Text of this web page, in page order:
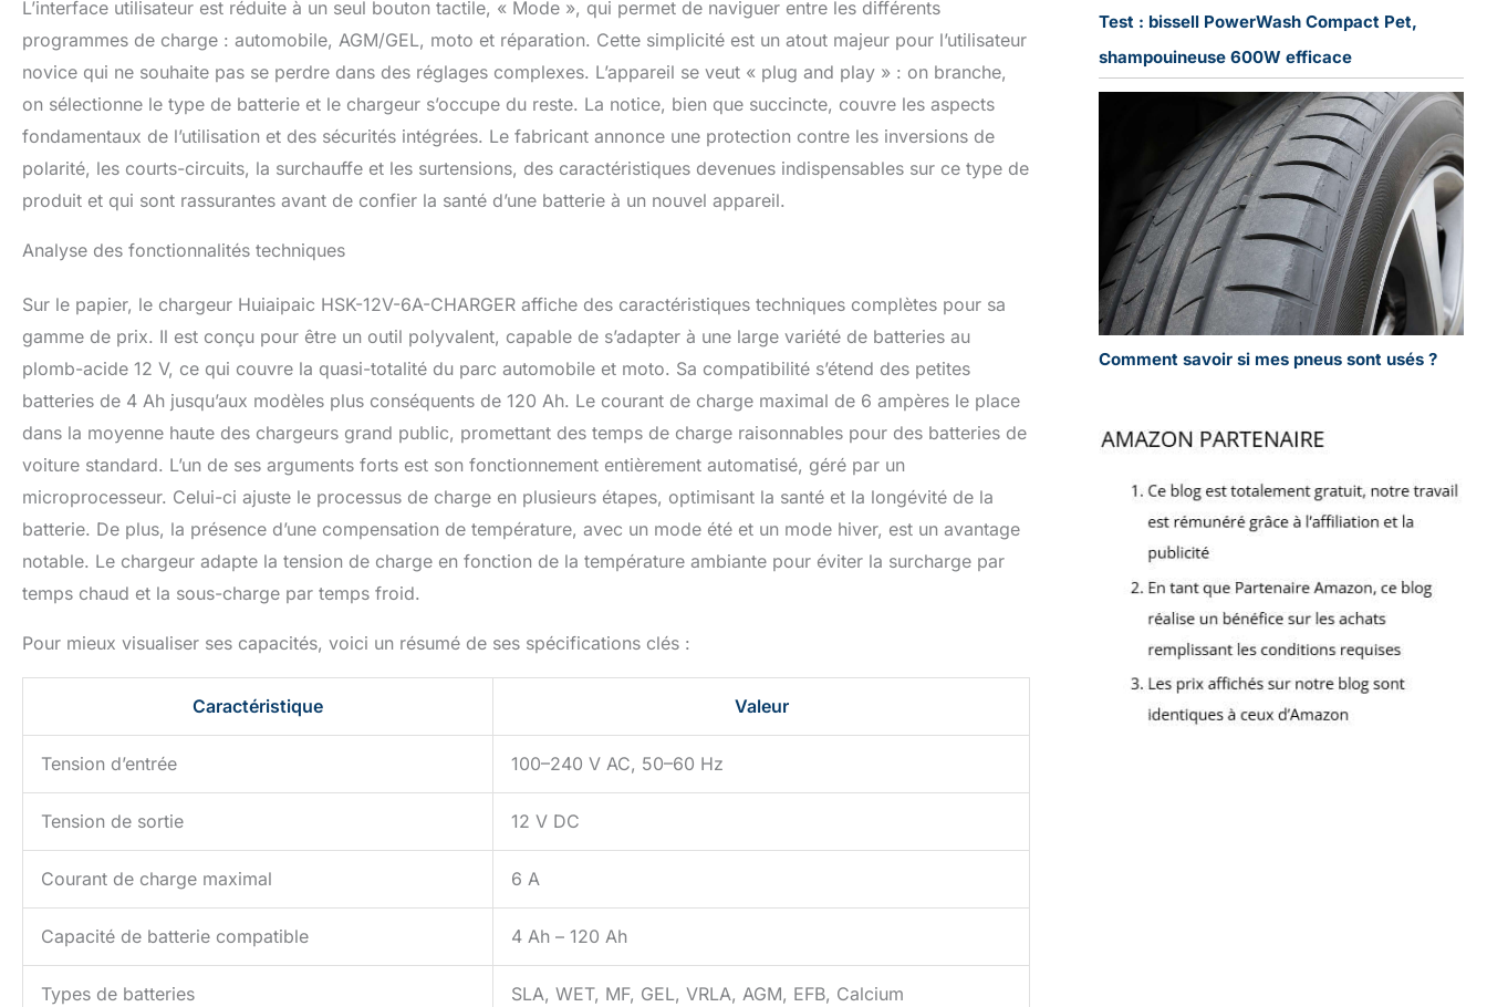
l'état de la batterie, la tension de charge, le courant, le pourcentage de puissance.
Un bouton pour sélectionner différents modes. Un accessoire d'urgence
indispensable pour voiture : le chargeur de batterie portable fonctionne bien
de batterie à décharge profonde, chargeur de batterie automatique, chargeur de
batterie de moto, chargeur de batterie de bateau, etc. Il a un manuel en anglais et
en français de ce chargeur de batterie. Si vous avez des questions, veuillez nous
contacter à tout moment, nous vous répondrons dans les plus brefs délais avec
une solution satisfaisante. 🎁Joli cadeau de vacances pour Noël, Thanksgiving,
L’interface utilisateur est réduite à un seul bouton tactile, « Mode », qui permet de naviguer entre les différents
programmes de charge : automobile, AGM/GEL, moto et réparation. Cette simplicité est un atout majeur pour l’utilisateur
novice qui ne souhaite pas se perdre dans des réglages complexes. L’appareil se veut « plug and play » : on branche,
on sélectionne le type de batterie et le chargeur s’occupe du reste. La notice, bien que succincte, couvre les aspects
fondamentaux de l’utilisation et des sécurités intégrées. Le fabricant annonce une protection contre les inversions de
polarité, les courts-circuits, la surchauffe et les surtensions, des caractéristiques devenues indispensables sur ce type de
produit et qui sont rassurantes avant de confier la santé d’une batterie à un nouvel appareil.
Analyse des fonctionnalités techniques
Sur le papier, le chargeur Huiaipaic HSK-12V-6A-CHARGER affiche des caractéristiques techniques complètes pour sa
gamme de prix. Il est conçu pour être un outil polyvalent, capable de s’adapter à une large variété de batteries au
plomb-acide 12 V, ce qui couvre la quasi-totalité du parc automobile et moto. Sa compatibilité s’étend des petites
batteries de 4 Ah jusqu’aux modèles plus conséquents de 120 Ah. Le courant de charge maximal de 6 ampères le place
dans la moyenne haute des chargeurs grand public, promettant des temps de charge raisonnables pour des batteries de
voiture standard. L’un de ses arguments forts est son fonctionnement entièrement automatisé, géré par un
microprocesseur. Celui-ci ajuste le processus de charge en plusieurs étapes, optimisant la santé et la longévité de la
batterie. De plus, la présence d’une compensation de température, avec un mode été et un mode hiver, est un avantage
notable. Le chargeur adapte la tension de charge en fonction de la température ambiante pour éviter la surcharge par
temps chaud et la sous-charge par temps froid.
Pour mieux visualiser ses capacités, voici un résumé de ses spécifications clés :
Caractéristique Valeur
Tension d’entrée 100–240 V AC, 50–60 Hz
Tension de sortie 12 V DC
Courant de charge maximal 6 A
Capacité de batterie compatible 4 Ah – 120 Ah
Types de batteries SLA, WET, MF, GEL, VRLA, AGM, EFB, Calcium
Test : bissell PowerWash Compact Pet,
shampouineuse 600W efficace
Comment savoir si mes pneus sont usés ?